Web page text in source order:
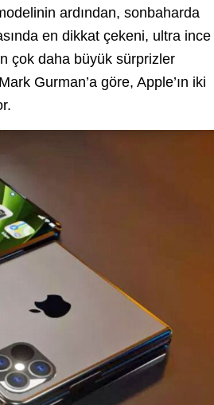
ardından, sonbaharda
en dikkat çekeni, ultra ince
çok daha büyük sürprizler
Gurman’a göre, Apple’ın iki